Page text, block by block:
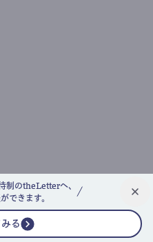
制のtheLetterへ、
できます。
る